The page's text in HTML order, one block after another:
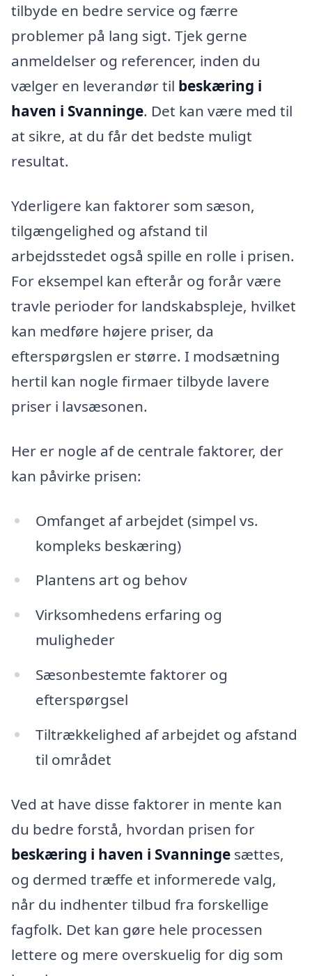
tilbyde en bedre service og færre
problemer på lang sigt. Tjek gerne
anmeldelser og referencer, inden du
vælger en leverandør til beskæring i
haven i Svanninge. Det kan være med til
at sikre, at du får det bedste muligt
resultat.
Yderligere kan faktorer som sæson,
tilgængelighed og afstand til
arbejdsstedet også spille en rolle i prisen.
For eksempel kan efterår og forår være
travle perioder for landskabspleje, hvilket
kan medføre højere priser, da
efterspørgslen er større. I modsætning
hertil kan nogle firmaer tilbyde lavere
priser i lavsæsonen.
Her er nogle af de centrale faktorer, der
kan påvirke prisen:
Omfanget af arbejdet (simpel vs.
kompleks beskæring)
Plantens art og behov
Virksomhedens erfaring og
muligheder
Sæsonbestemte faktorer og
efterspørgsel
Tiltrækkelighed af arbejdet og afstand
til området
Ved at have disse faktorer in mente kan
du bedre forstå, hvordan prisen for
beskæring i haven i Svanninge sættes,
og dermed træffe et informerede valg,
når du indhenter tilbud fra forskellige
fagfolk. Det kan gøre hele processen
lettere og mere overskuelig for dig som